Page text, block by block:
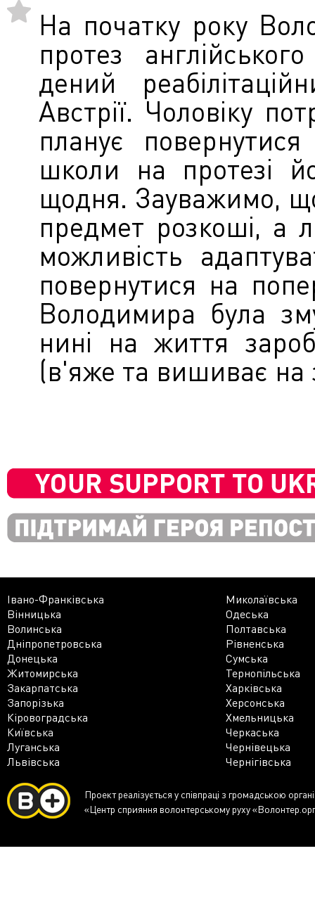
На початку року
протез
дений
Австрії. Чоловіку
планує
школи на протезі
щодня. Зауважимо,
предмет розкоші, а
можливість
повернутися на
Володимира була
нині на життя
(в'яже та вишиває на
Івано-Франківська
Миколаївська
Вінницька
Одеська
Волинська
Полтавська
Дніпропетровська
Рівненська
Донецька
Сумська
Житомирська
Тернопільська
Закарпатська
Харківська
Запорізька
Херсонська
Кіровоградська
Хмельницька
Київська
Черкаська
Луганська
Чернівецька
Львівська
Чернігівська
Проект реалізується у співпраці з громадською
«Центр сприяння волонтерському руху